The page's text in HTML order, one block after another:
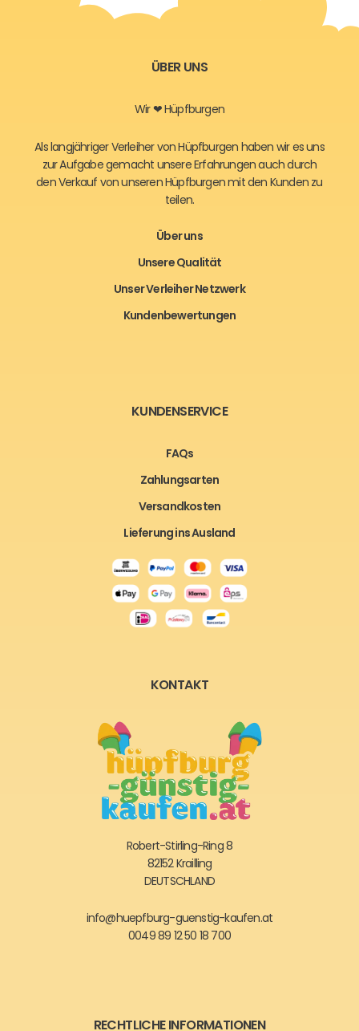
ÜBER UNS
Wir ❤ Hüpfburgen
Als langjähriger Verleiher von Hüpfburgen haben wir es uns
zur Aufgabe gemacht unsere Erfahrungen auch durch
den Verkauf von unseren Hüpfburgen mit den Kunden zu
teilen.
Über uns
Unsere Qualität
Unser Verleiher Netzwerk
Kundenbewertungen
KUNDENSERVICE
FAQs
Zahlungsarten
Versandkosten
Lieferung ins Ausland
KONTAKT
Robert-Stirling-Ring 8
82152 Krailling
DEUTSCHLAND
info@huepfburg-guenstig-kaufen.at
0049 89 12 50 18 700
RECHTLICHE INFORMATIONEN